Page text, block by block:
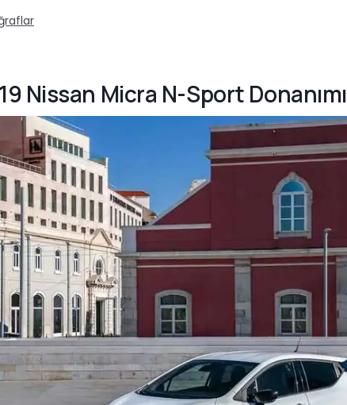
Nissan Micra N-Sport Donanımı